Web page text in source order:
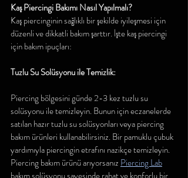
Kaş Piercingi Bakımı Nasıl Yapılmalı?
Kaş piercinginin sağlıklı bir şekilde iyileşmesi için
düzenli ve dikkatli bakım şarttır. İşte kaş piercingi
için bakım ipuçları:
Tuzlu Su Solüsyonu ile Temizlik:
Piercing bölgesini günde 2-3 kez tuzlu su
solüsyonu ile temizleyin. Bunun için eczanelerde
satılan hazır tuzlu su solüsyonları veya piercing
bakım ürünleri kullanabilirsiniz. Bir pamuklu çubuk
yardımıyla piercingin etrafını nazikçe temizleyin.
Piercing bakım ürünü arıyorsanız Piercing Lab